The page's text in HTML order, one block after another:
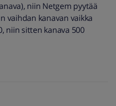
niin Netgem pyytää
vaihdan kanavan vaikka
niin sitten kanava 500